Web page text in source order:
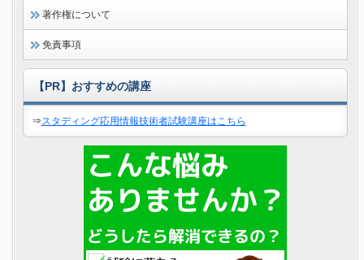
著作権について
免責事項
【PR】おすすめの講座
⇒ スタディング応用情報技術者試験講座はこちら